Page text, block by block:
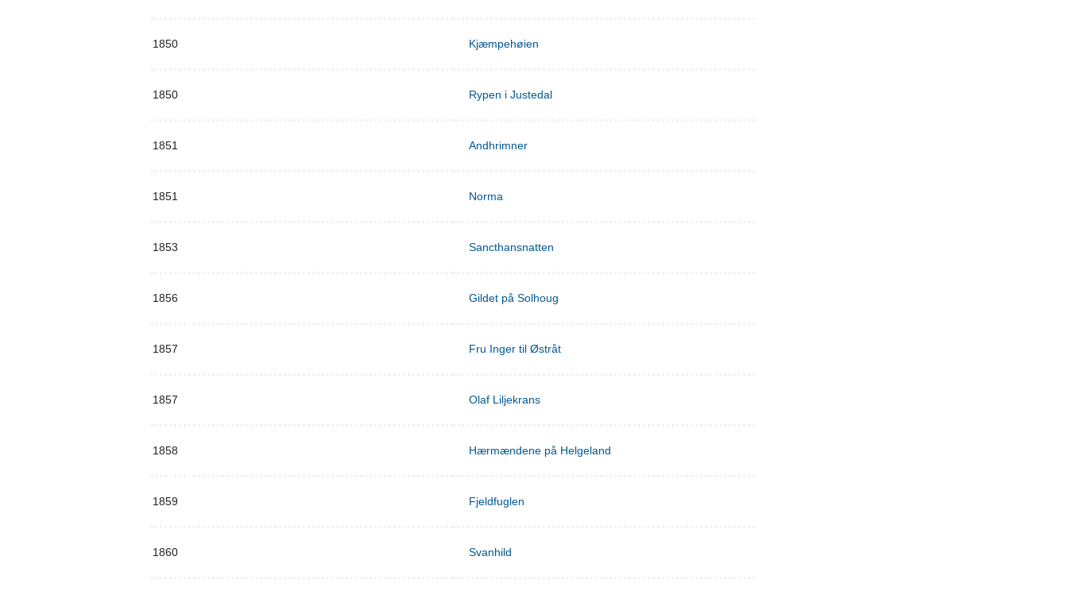
1850 Kjæmpehøien
1850 Rypen i Justedal
1851 Andhrimner
1851 Norma
1853 Sancthansnatten
1856 Gildet på Solhoug
1857 Fru Inger til Østråt
1857 Olaf Liljekrans
1858 Hærmændene på Helgeland
1859 Fjeldfuglen
1860 Svanhild